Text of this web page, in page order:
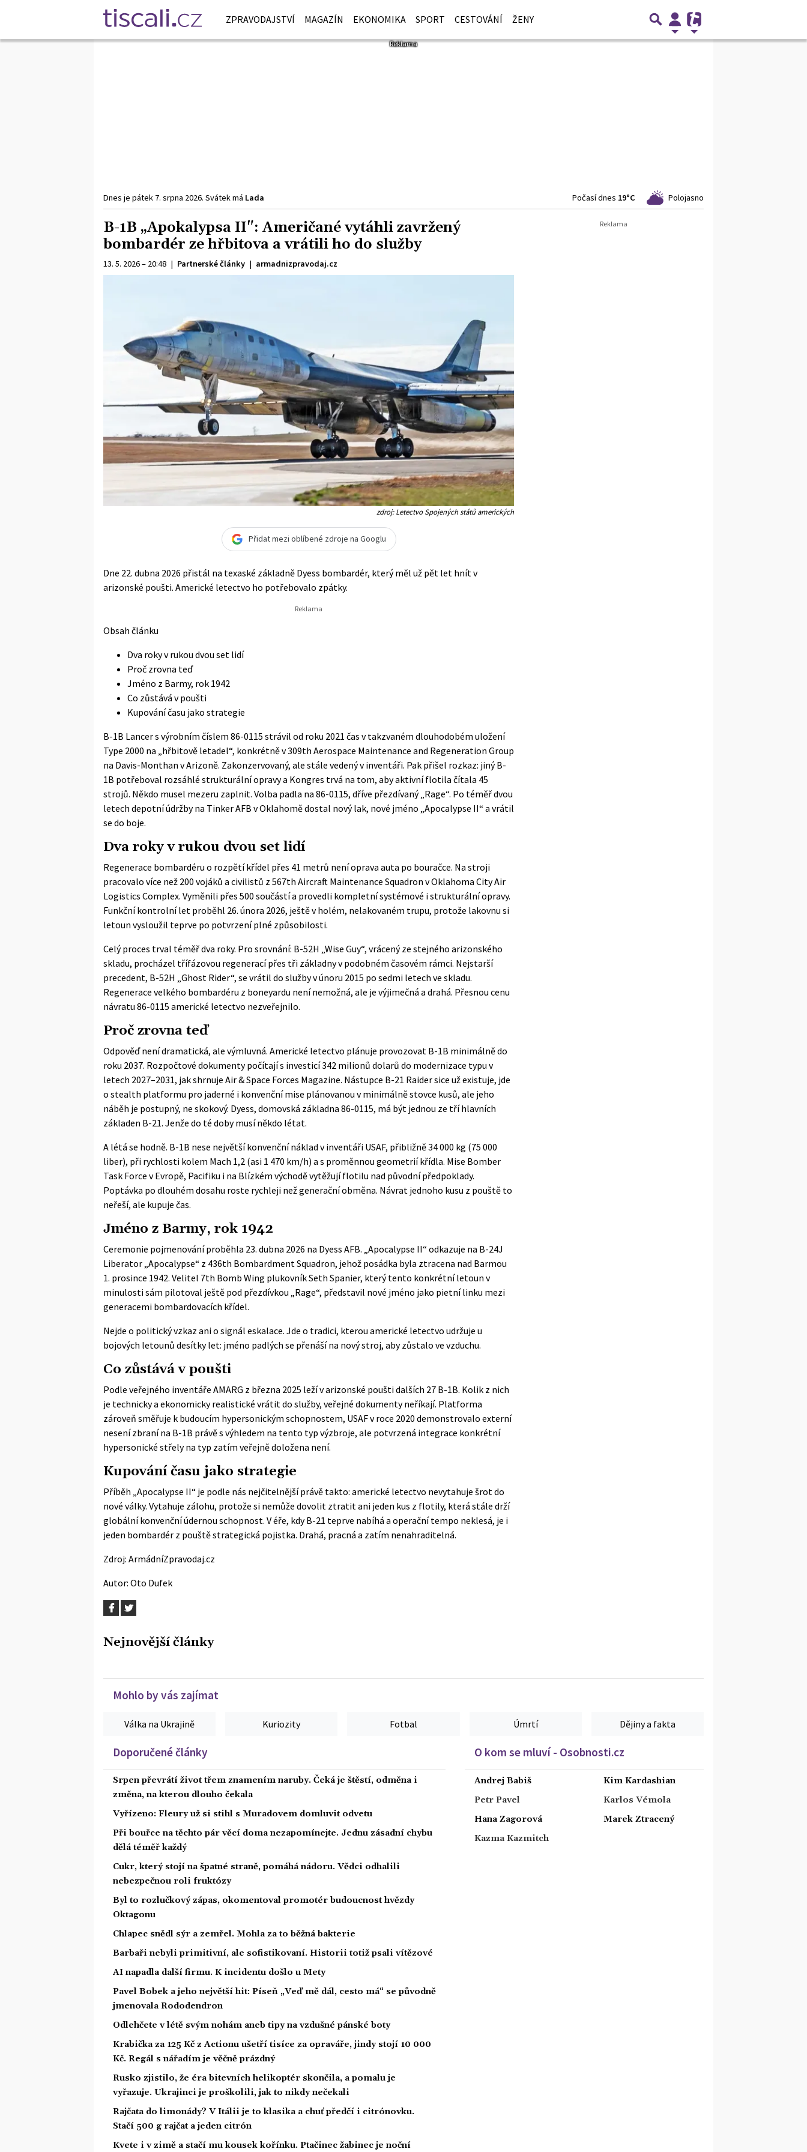
ZPRAVODAJSTVÍ MAGAZÍN EKONOMIKA SPORT CESTOVÁNÍ ŽENY
Dnes je pátek 7. srpna 2026. Svátek má Lada Počasí dnes 19°C Polojasno
B-1B „Apokalypsa II": Američané vytáhli zavržený
bombardér ze hřbitova a vrátili ho do služby
13. 5. 2026 – 20:48 | Partnerské články | armadnizpravodaj.cz
zdroj: Letectvo Spojených států amerických
Přidat mezi oblíbené zdroje na Googlu
Dne 22. dubna 2026 přistál na texaské základně Dyess bombardér, který měl už pět let hnít v
arizonské poušti. Americké letectvo ho potřebovalo zpátky.
Obsah článku
Dva roky v rukou dvou set lidí
Proč zrovna teď
Jméno z Barmy, rok 1942
Co zůstává v poušti
Kupování času jako strategie
B-1B Lancer s výrobním číslem 86-0115 strávil od roku 2021 čas v takzvaném dlouhodobém uložení
Type 2000 na „hřbitově letadel“, konkrétně v 309th Aerospace Maintenance and Regeneration Group
na Davis-Monthan v Arizoně. Zakonzervovaný, ale stále vedený v inventáři. Pak přišel rozkaz: jiný B-
1B potřeboval rozsáhlé strukturální opravy a Kongres trvá na tom, aby aktivní flotila čítala 45
strojů. Někdo musel mezeru zaplnit. Volba padla na 86-0115, dříve přezdívaný „Rage“. Po téměř dvou
letech depotní údržby na Tinker AFB v Oklahomě dostal nový lak, nové jméno „Apocalypse II“ a vrátil
se do boje.
Dva roky v rukou dvou set lidí
Regenerace bombardéru o rozpětí křídel přes 41 metrů není oprava auta po bouračce. Na stroji
pracovalo více než 200 vojáků a civilistů z 567th Aircraft Maintenance Squadron v Oklahoma City Air
Logistics Complex. Vyměnili přes 500 součástí a provedli kompletní systémové i strukturální opravy.
Funkční kontrolní let proběhl 26. února 2026, ještě v holém, nelakovaném trupu, protože lakovnu si
letoun vysloužil teprve po potvrzení plné způsobilosti.
Celý proces trval téměř dva roky. Pro srovnání: B-52H „Wise Guy“, vrácený ze stejného arizonského
skladu, procházel třífázovou regeneracípřes tři základny v podobném časovém rámci. Nejstarší
precedent, B-52H „Ghost Rider“, se vrátil do službyv únoru 2015 po sedmi letech ve skladu.
Regenerace velkého bombardéru z boneyardu není nemožná, ale je výjimečná a drahá. Přesnou cenu
návratu 86-0115 americké letectvo nezveřejnilo.
Proč zrovna teď
Odpověď není dramatická, ale výmluvná. Americké letectvo plánuje provozovat B-1B minimálně do
roku 2037. Rozpočtové dokumenty počítají s investicí 342 milionů dolarů do modernizace typu v
letech 2027–2031, jak shrnuje Air & Space Forces Magazine. Nástupce B-21 Raider sice už existuje, jde
o stealth platformu pro jaderné i konvenční mise plánovanou v minimálně stovce kusů, ale jeho
náběh je postupný, ne skokový. Dyess, domovská základna 86-0115, má být jednou ze tří hlavních
základen B-21. Jenže do té doby musí někdo létat.
A létá se hodně. B-1B nese největší konvenční náklad v inventáři USAF, přibližně 34 000 kg (75 000
liber), při rychlosti kolem Mach 1,2 (asi 1 470 km/h) a s proměnnou geometrií křídla. Mise Bomber
Task Force v Evropě, Pacifiku i na Blízkém východě vytěžují flotilu nad původní předpoklady.
Poptávka po dlouhém dosahu roste rychleji než generační obměna. Návrat jednoho kusu z pouště to
neřeší, ale kupuje čas.
Jméno z Barmy, rok 1942
Ceremonie pojmenování proběhla 23. dubna 2026 na Dyess AFB. „Apocalypse II“ odkazuje na B-24J
Liberator „Apocalypse“ z 436th Bombardment Squadron, jehož posádka byla ztracena nad Barmou
1. prosince 1942. Velitel 7th Bomb Wing plukovník Seth Spanier, který tento konkrétní letoun v
minulosti sám pilotoval ještě pod přezdívkou „Rage“, představil nové jméno jako pietní linku mezi
generacemi bombardovacích křídel.
Nejde o politický vzkaz ani o signál eskalace. Jde o tradici, kterou americké letectvo udržuje u
bojových letounů desítky let: jméno padlých se přenáší na nový stroj, aby zůstalo ve vzduchu.
Co zůstává v poušti
Podle veřejného inventáře AMARG z března 2025 leží v arizonské poušti dalších 27 B-1B. Kolik z nich
je technicky a ekonomicky realistické vrátit do služby, veřejné dokumenty neříkají. Platforma
zároveň směřuje k budoucím hypersonickým schopnostem, USAF v roce 2020 demonstrovalo externí
nesení zbraní na B-1B právě s výhledem na tento typ výzbroje, ale potvrzená integrace konkrétní
hypersonické střely na typ zatím veřejně doložena není.
Kupování času jako strategie
Příběh „Apocalypse II“ je podle nás nejčitelnější právě takto: americké letectvo nevytahuje šrot do
nové války. Vytahuje zálohu, protože si nemůže dovolit ztratit ani jeden kus z flotily, která stále drží
globální konvenční údernou schopnost. V éře, kdy B-21 teprve nabíhá a operační tempo neklesá, je i
jeden bombardér z pouště strategická pojistka. Drahá, pracná a zatím nenahraditelná.
Zdroj: ArmádníZpravodaj.cz
Autor: Oto Dufek
Nejnovější články
Mohlo by vás zajímat
Válka na Ukrajině Kuriozity Fotbal Úmrtí Dějiny a fakta
Doporučené články
Srpen převrátí život třem znamením naruby. Čeká je štěstí, odměna i
změna, na kterou dlouho čekala
Vyřízeno: Fleury už si stihl s Muradovem domluvit odvetu
Při bouřce na těchto pár věcí doma nezapomínejte. Jednu zásadní chybu
dělá téměř každý
Cukr, který stojí na špatné straně, pomáhá nádoru. Vědci odhalili
nebezpečnou roli fruktózy
Byl to rozlučkový zápas, okomentoval promotér budoucnost hvězdy
Oktagonu
Chlapec snědl sýr a zemřel. Mohla za to běžná bakterie
Barbaři nebyli primitivní, ale sofistikovaní. Historii totiž psali vítězové
AI napadla další firmu. K incidentu došlo u Mety
Pavel Bobek a jeho největší hit: Píseň „Veď mě dál, cesto má“ se původně
jmenovala Rododendron
Odlehčete v létě svým nohám aneb tipy na vzdušné pánské boty
Krabička za 125 Kč z Actionu ušetří tisíce za opraváře, jindy stojí 10 000
Kč. Regál s nářadím je věčně prázdný
Rusko zjistilo, že éra bitevních helikoptér skončila, a pomalu je
vyřazuje. Ukrajinci je proškolili, jak to nikdy nečekali
Rajčata do limonády? V Itálii je to klasika a chuť předčí i citrónovku.
Stačí 500 g rajčat a jeden citrón
Kvete i v zimě a stačí mu kousek kořínku. Ptačinec žabinec je noční
O kom se mluví - Osobnosti.cz
Andrej Babiš
Petr Pavel
Hana Zagorová
Kazma Kazmitch
Kim Kardashian
Karlos Vémola
Marek Ztracený